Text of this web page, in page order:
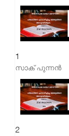
1
സാക് പുന്നൻ
2